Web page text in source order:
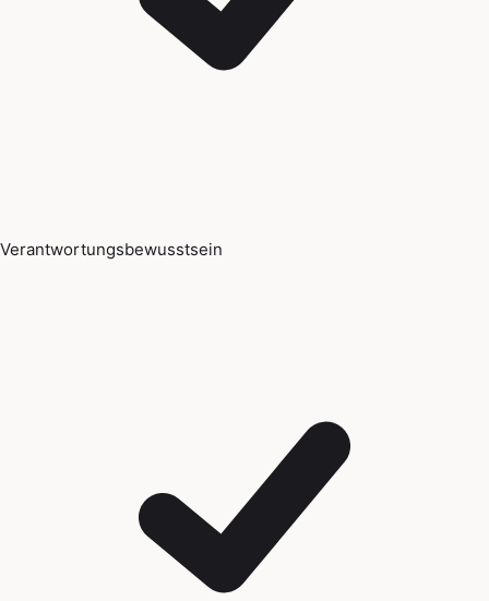
Verantwortungsbewusstsein